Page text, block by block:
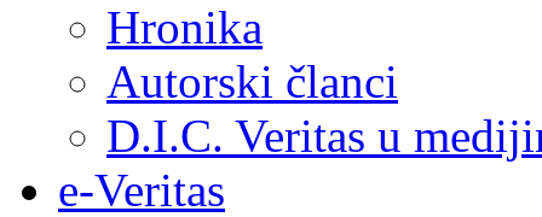
Hronika
Autorski članci
D.I.C. Veritas u
e-Veritas